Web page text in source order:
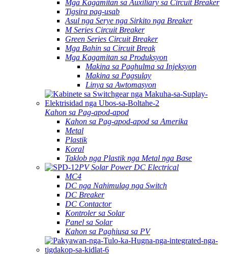
Mga Kagamitan sa Auxiliary sa Circuit Breaker
Tigsira pag-usab
Asul nga Serye nga Sirkito nga Breaker
M Series Circuit Breaker
Green Series Circuit Breaker
Mga Bahin sa Circuit Break
Mga Kagamitan sa Produksyon
Makina sa Paghulma sa Injeksyon
Makina sa Pagsulay
Linya sa Awtomasyon
Kahon sa Pag-apod-apod
Kahon sa Pag-apod-apod sa Amerika
Metal
Plastik
Koral
Taklob nga Plastik nga Metal nga Base
PV Solar Power DC Electrical
MC4
DC nga Nahimulag nga Switch
DC Breaker
DC Contactor
Kontroler sa Solar
Panel sa Solar
Kahon sa Paghiusa sa PV